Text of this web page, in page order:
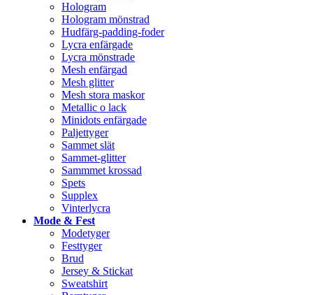
Hologram
Hologram mönstrad
Hudfärg-padding-foder
Lycra enfärgade
Lycra mönstrade
Mesh enfärgad
Mesh glitter
Mesh stora maskor
Metallic o lack
Minidots enfärgade
Paljettyger
Sammet slät
Sammet-glitter
Sammmet krossad
Spets
Supplex
Vinterlycra
Mode & Fest
Modetyger
Festtyger
Brud
Jersey & Stickat
Sweatshirt